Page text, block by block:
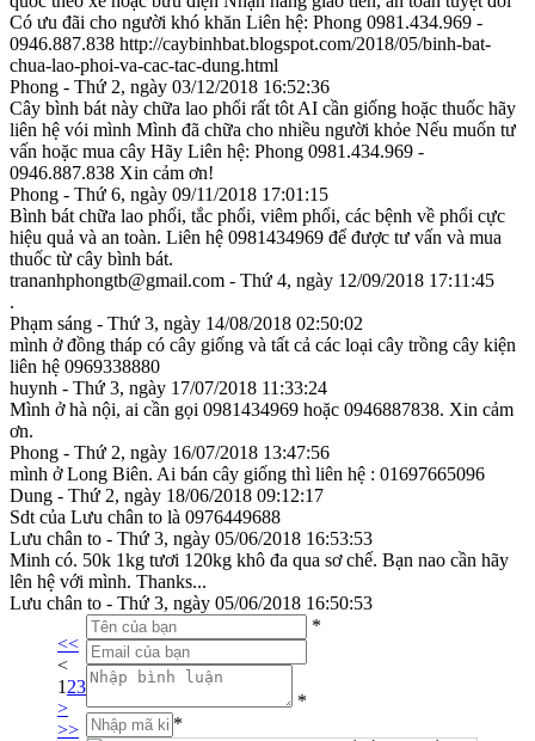
Có ưu đãi cho người khó khăn Liên hệ: Phong 0981.434.969 -
0946.887.838 http://caybinhbat.blogspot.com/2018/05/binh-bat-
chua-lao-phoi-va-cac-tac-dung.html
Phong - Thứ 2, ngày 03/12/2018 16:52:36
Cây bình bát này chữa lao phổi rất tôt AI cần giống hoặc thuốc hãy
liên hệ vói mình Mình đã chữa cho nhiều người khỏe Nếu muốn tư
vấn hoặc mua cây Hãy Liên hệ: Phong 0981.434.969 -
0946.887.838 Xin cảm ơn!
Phong - Thứ 6, ngày 09/11/2018 17:01:15
Bình bát chữa lao phổi, tắc phổi, viêm phổi, các bệnh về phổi cực
hiệu quả và an toàn. Liên hệ 0981434969 để được tư vấn và mua
thuốc từ cây bình bát.
trananhphongtb@gmail.com - Thứ 4, ngày 12/09/2018 17:11:45
.
Phạm sáng - Thứ 3, ngày 14/08/2018 02:50:02
mình ở đồng tháp có cây giống và tất cả các loại cây trồng cây kiện
liên hệ 0969338880
huynh - Thứ 3, ngày 17/07/2018 11:33:24
Mình ở hà nội, ai cần gọi 0981434969 hoặc 0946887838. Xin cảm
ơn.
Phong - Thứ 2, ngày 16/07/2018 13:47:56
mình ở Long Biên. Ai bán cây giống thì liên hệ : 01697665096
Dung - Thứ 2, ngày 18/06/2018 09:12:17
Sdt của Lưu chân to là 0976449688
Lưu chân to - Thứ 3, ngày 05/06/2018 16:53:53
Minh có. 50k 1kg tươi 120kg khô đa qua sơ chế. Bạn nao cần hãy
lên hệ với mình. Thanks...
Lưu chân to - Thứ 3, ngày 05/06/2018 16:50:53
<<
<
1 23
>
>>
*
*
*